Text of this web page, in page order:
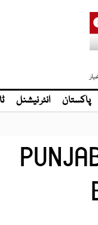
پاکستان انٹر نیشنل